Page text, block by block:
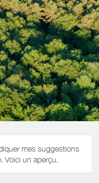
mes suggestions
Voici un aperçu.